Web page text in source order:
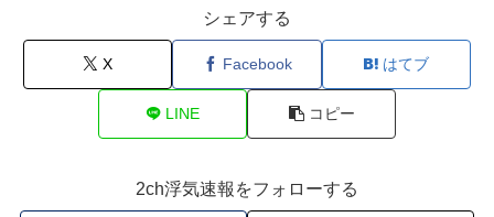
シェアする
X Facebook はてブ
LINE コピー
2ch浮気速報をフォローする